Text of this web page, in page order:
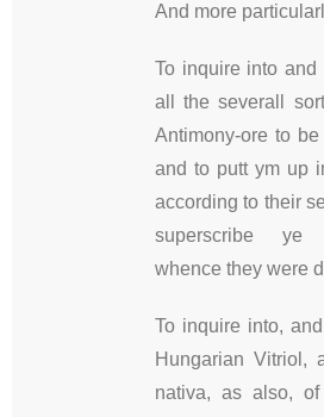
And more
To inquire into
all the severall
Antimony-ore to
and to putt ym up
according to their
superscribe ye
whence they were
To inquire into,
Hungarian Vitriol,
nativa, as also,